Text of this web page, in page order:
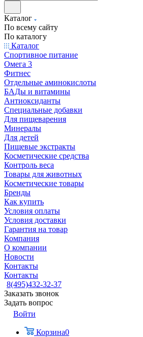
Каталог
По всему сайту
По каталогу
Каталог
Спортивное питание
Омега 3
Фитнес
Отдельные аминокислоты
БАДы и витамины
Антиоксиданты
Специальные добавки
Для пищеварения
Минералы
Для детей
Пищевые экстракты
Косметические средства
Контроль веса
Товары для животных
Косметические товары
Бренды
Как купить
Условия оплаты
Условия доставки
Гарантия на товар
Компания
О компании
Новости
Контакты
Контакты
8(495)432-32-37
Заказать звонок
Задать вопрос
Войти
Корзина0